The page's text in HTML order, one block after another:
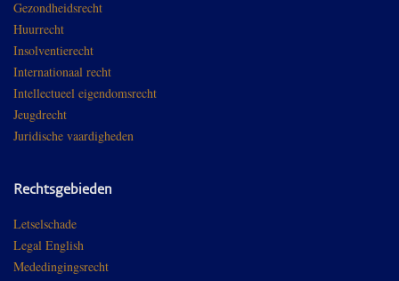
Gezondheidsrecht
Huurrecht
Insolventierecht
Internationaal recht
Intellectueel eigendomsrecht
Jeugdrecht
Juridische vaardigheden
Rechtsgebieden
Letselschade
Legal English
Mededingingsrecht